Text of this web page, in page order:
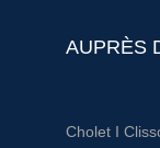
AUPRÈS
CholetI